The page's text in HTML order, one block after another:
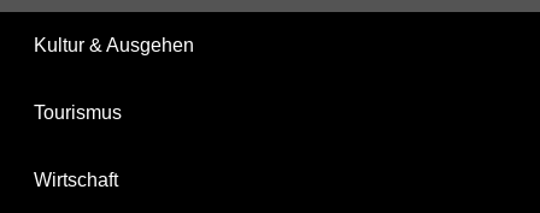
Kultur & Ausgehen
Tourismus
Wirtschaft